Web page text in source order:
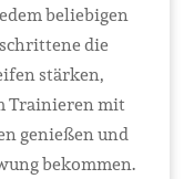
beliebigen
die
stärken,
Trainieren mit
genießen und
bekommen.